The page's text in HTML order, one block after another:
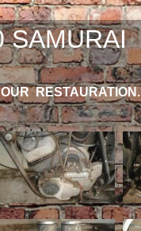
SAMURAI
RESTAURATION.